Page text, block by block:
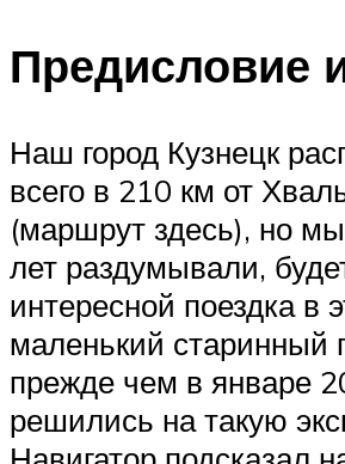
Предисловие
Наш город Кузнецк
всего в 210 км от
(маршрут здесь), но
лет раздумывали,
интересной поездка в
маленький старинный
прежде чем в январе
решились на такую